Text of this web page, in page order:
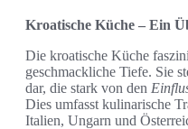
Kroatische Küche – Ein
Die kroatische Küche
geschmackliche Tiefe. Sie
dar, die stark von den
Dies umfasst kulinarische
Italien, Ungarn und